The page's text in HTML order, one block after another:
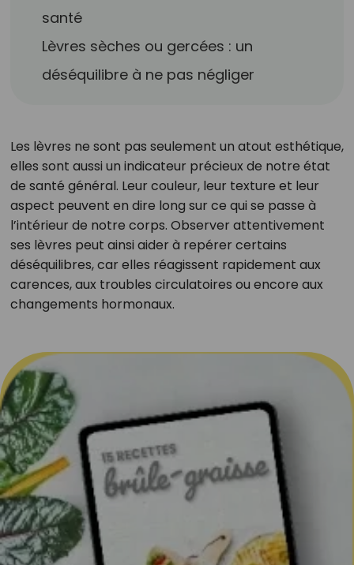
santé
Lèvres sèches ou gercées : un
déséquilibre à ne pas négliger
Les lèvres ne sont pas seulement un atout esthétique,
elles sont aussi un indicateur précieux de notre état
de santé général. Leur couleur, leur texture et leur
aspect peuvent en dire long sur ce qui se passe à
l’intérieur de notre corps. Observer attentivement
ses lèvres peut ainsi aider à repérer certains
déséquilibres, car elles réagissent rapidement aux
carences, aux troubles circulatoires ou encore aux
changements hormonaux.